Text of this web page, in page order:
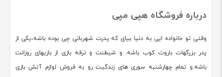
درباره فروشگاه هپی مپی
وقتی تو خانواده ایی به دنیا بیای که پدرت شهربانی چی بوده باشه،یکی از
پدر بزرگهات باروت کوب باشه. و شیطنت و ترقه بازی از بازیهای روزانت
باشه.و تمام چهارشنبه سوری های زندگیت رو به فروش لوازم آتش بازی